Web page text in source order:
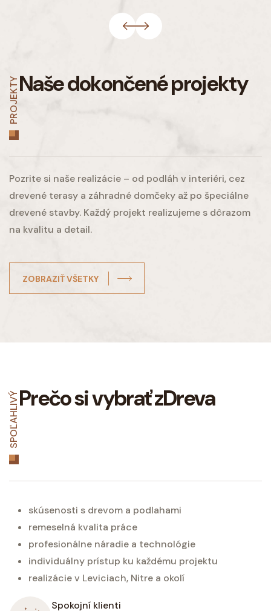
PROJEKTYNaše dokončené projekty
Pozrite si naše realizácie – od podláh v interiéri, cez
drevené terasy a záhradné domčeky až po špeciálne
drevené stavby. Každý projekt realizujeme s dôrazom
na kvalitu a detail.
ZOBRAZIŤ VŠETKY
SPOĽAHLIVÝPrečo si vybrať zDreva
skúsenosti s drevom a podlahami
remeselná kvalita práce
profesionálne náradie a technológie
individuálny prístup ku každému projektu
realizácie v Leviciach, Nitre a okolí
Spokojní klienti